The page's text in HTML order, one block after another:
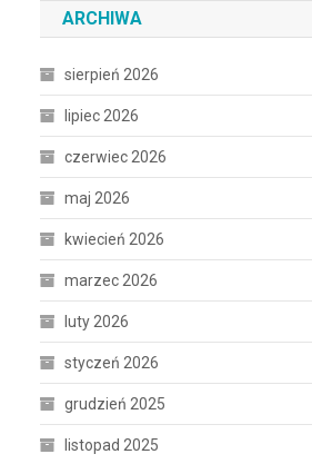
ARCHIWA
sierpień 2026
lipiec 2026
czerwiec 2026
maj 2026
kwiecień 2026
marzec 2026
luty 2026
styczeń 2026
grudzień 2025
listopad 2025